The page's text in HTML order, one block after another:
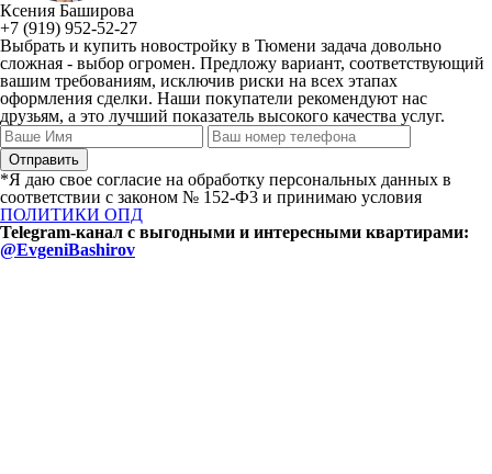
Ксения Баширова
+7 (919) 952-52-27
Выбрать и купить новостройку в Тюмени задача довольно
сложная - выбор огромен. Предложу вариант, соответствующий
вашим требованиям, исключив риски на всех этапах
оформления сделки. Наши покупатели рекомендуют нас
друзьям, а это лучший показатель высокого качества услуг.
*Я даю свое согласие на обработку персональных данных в
соответствии с законом № 152-Ф3 и принимаю условия
ПОЛИТИКИ ОПД
Telegram-канал с выгодными и интересными квартирами:
@EvgeniBashirov